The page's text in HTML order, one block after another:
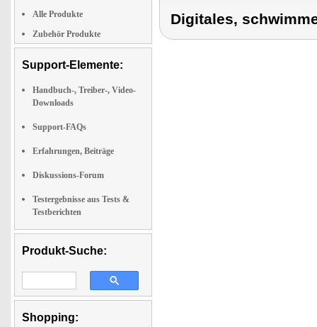
Alle Produkte
Zubehör Produkte
Support-Elemente:
Handbuch-, Treiber-, Video-
Downloads
Support-FAQs
Erfahrungen, Beiträge
Diskussions-Forum
Testergebnisse aus Tests &
Testberichten
Produkt-Suche:
Shopping:
Digitales,